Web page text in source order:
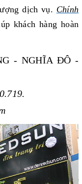
dịch vụ. Chính
khách hàng hoàn
- NGHĨA ĐÔ -